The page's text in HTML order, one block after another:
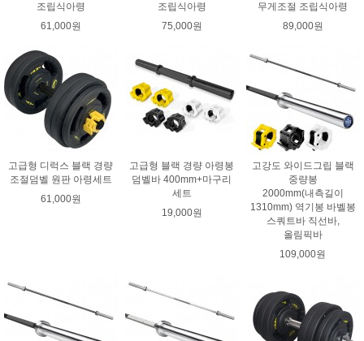
조립식아령
61,000원
조립식아령
75,000원
무게조절 조립식아령
89,000원
고급형 디럭스 블랙 경량
조절덤벨 원판 아령세트
61,000원
고급형 블랙 경량 아령봉
덤벨바 400mm+마구리
세트
19,000원
고강도 와이드그립 블랙
중량봉
2000mm(내측길이
1310mm) 역기봉 바벨봉
스쿼트바 직선바,
올림픽바
109,000원